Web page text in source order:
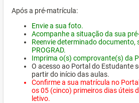
Após a pré-matrícula:
Envie a sua foto.
Acompanhe a situação da sua
Reenvie determinado documento,
PROGRAD.
Imprima o(s) comprovante(s) da
O acesso ao Portal do Estudante
partir do início das aulas.
Confirme a sua matrícula no
os 05 (cinco) primeiros dias úteis
letivo.